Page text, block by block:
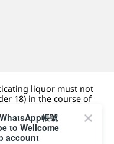
liquor must not
18) in the course of
成年人 (18 歲以下人士)
帳號
to Wellcome
account